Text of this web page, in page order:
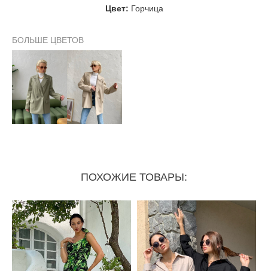
Обхват талии
Длина рукава
Ширина рукава внизу
Ширина рукава у плеча
Цвет: Горчица
БОЛЬШЕ ЦВЕТОВ
ПОХОЖИЕ ТОВАРЫ: